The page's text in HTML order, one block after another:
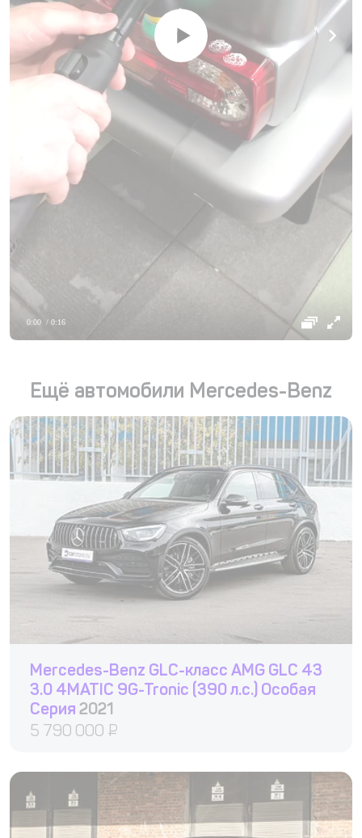
0:00 / 0:16
Ещё автомобили Mercedes-Benz
Mercedes-Benz GLC-класс AMG GLC 43
3.0 4MATIC 9G-Tronic (390 л.с.) Особая
Серия 2021
5 790 000 ₽